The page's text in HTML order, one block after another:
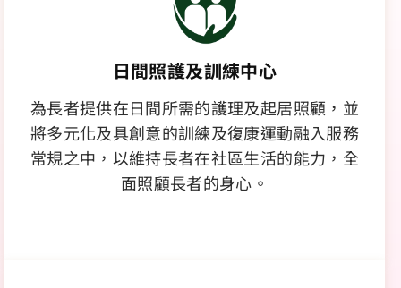
日間照護及訓練中心
為長者提供在日間所需的護理及起居照顧，並
將多元化及具創意的訓練及復康運動融入服務
常規之中，以維持長者在社區生活的能力，全
面照顧長者的身心。